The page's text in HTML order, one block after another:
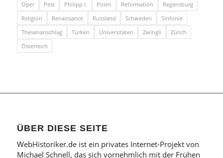
Oper
Pest Philipp I. Polen Reformation
Regensburg
Religion
Renaissance Russland Schweden
Sinfonie
Thesenanschlag
Türken Universitäten Zwingli
Zürich
Österreich
ÜBER DIESE SEITE
WebHistoriker.de ist ein privates Internet-Projekt von
Michael Schnell, das sich vornehmlich mit der Frühen